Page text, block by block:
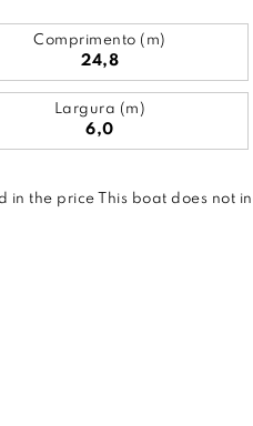
Comprimento (m)
24,8
Largura (m)
6,0
in the price This boat does